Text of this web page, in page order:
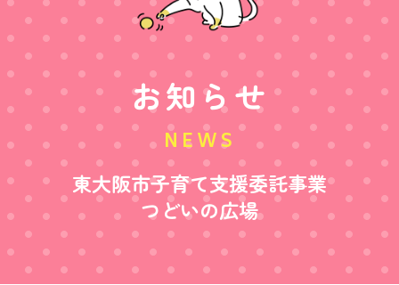
お知らせ
NEWS
東大阪市子育て支援委託事業
つどいの広場